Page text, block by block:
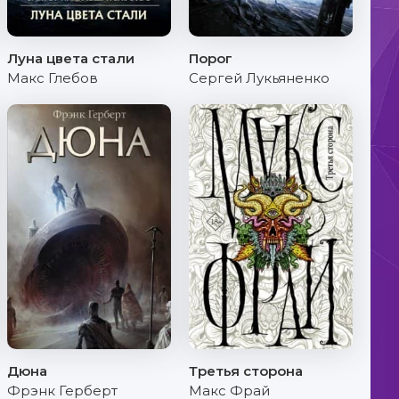
Луна цвета стали
Макс Глебов
Порог
Сергей Лукьяненко
Дюна
Фрэнк Герберт
Третья сторона
Макс Фрай